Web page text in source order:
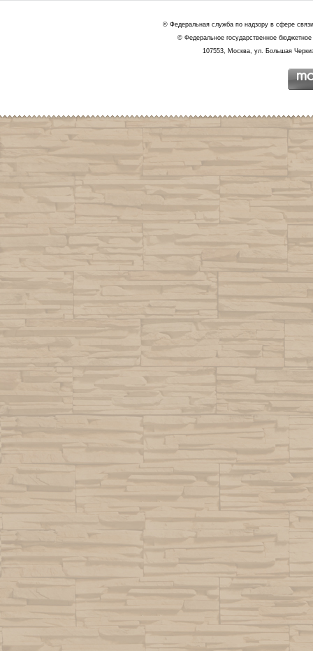
© Федеральная служба по надзору в сфере
© Федеральное государственное
107553, Москва, ул. Большая